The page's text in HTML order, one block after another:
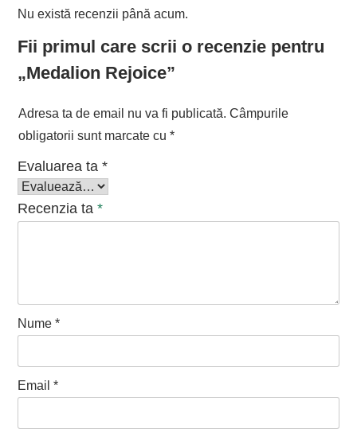
Nu există recenzii până acum.
Fii primul care scrii o recenzie pentru
„Medalion Rejoice”
Adresa ta de email nu va fi publicată. Câmpurile
obligatorii sunt marcate cu *
Evaluarea ta *
Recenzia ta *
Nume *
Email *